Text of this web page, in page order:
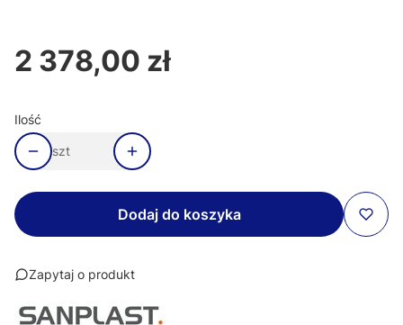
Cena
2 378,00 zł
Ilość
szt
Dodaj do koszyka
Zapytaj o produkt